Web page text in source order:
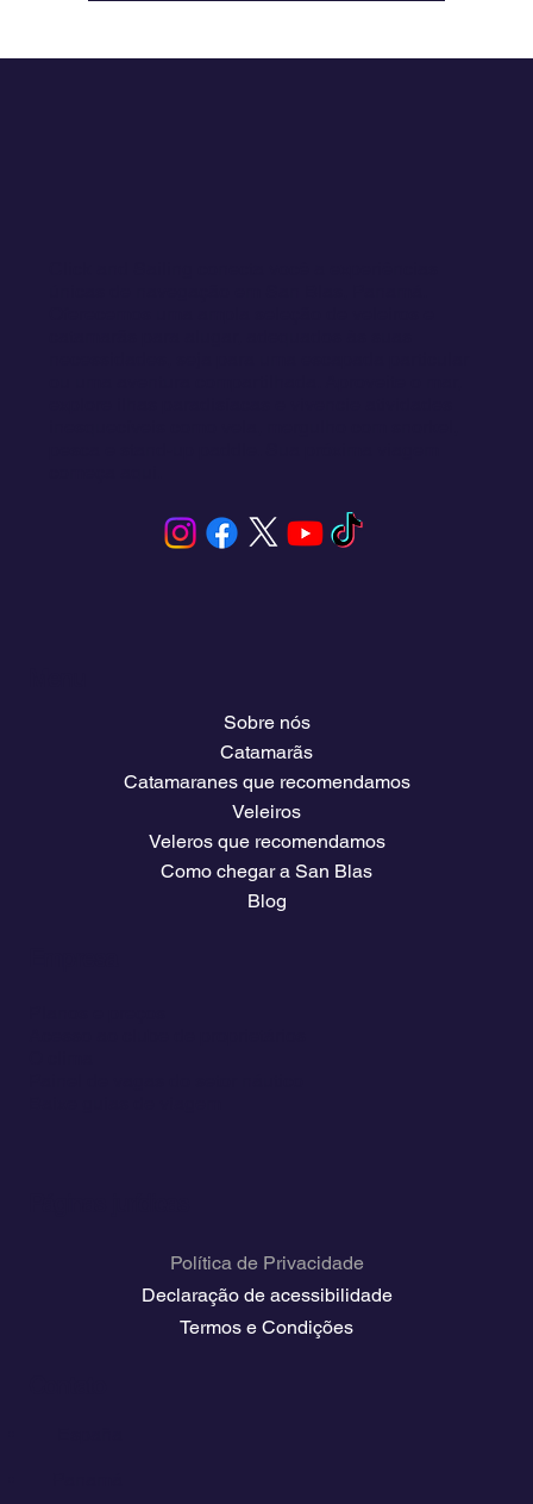
Sobre nós
Catamarãs
Catamaranes que recomendamos
Veleiros
Veleros que recomendamos
Como chegar a San Blas
Blog
Política de Privacidade
Declaração de acessibilidade
Termos e Condições